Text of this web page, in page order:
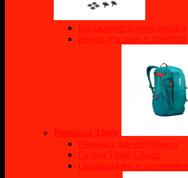
Багажники и крепления д
Боксы для лыж и сноубор
Рюкзаки Thule
Рюкзаки для ноутбука и
Сумки Thule Chasm
Органайзеры в автомобил